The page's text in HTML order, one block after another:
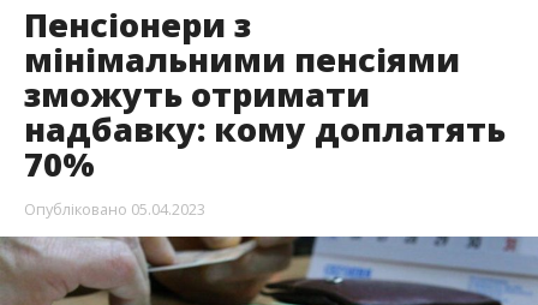
Пенсіонери з
мінімальними пенсіями
зможуть отримати
надбавку: кому доплатять
70%
Опубліковано 05.04.2023